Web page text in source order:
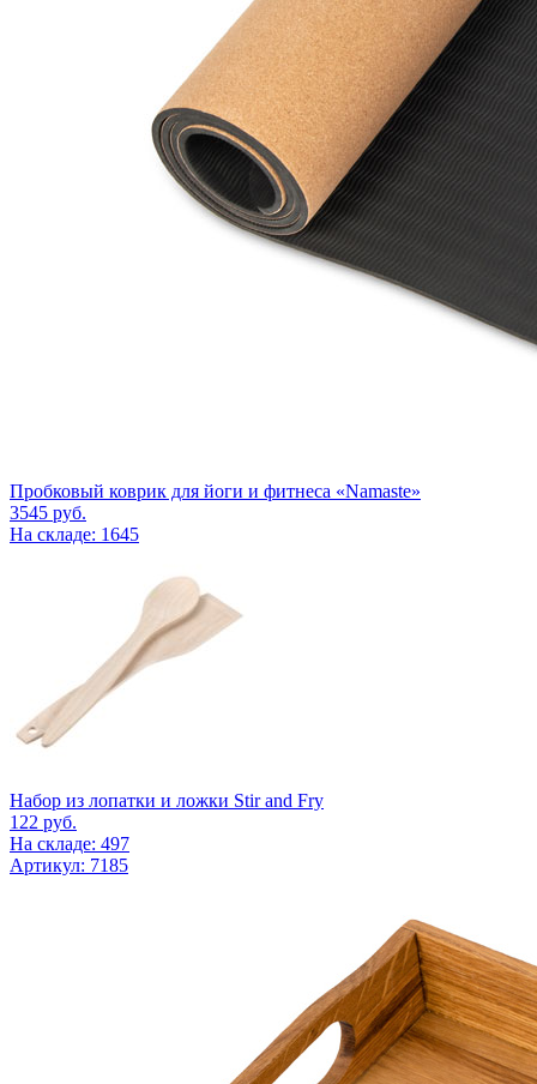
Пробковый коврик для йоги и фитнеса «Namaste»
3545 руб.
На складе: 1645
Набор из лопатки и ложки Stir and Fry
122 руб.
На складе: 497
Артикул: 7185